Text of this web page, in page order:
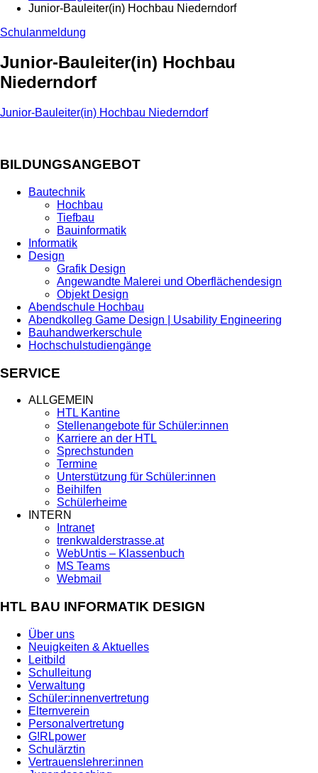
Junior-Bauleiter(in) Hochbau Niederndorf
Schulanmeldung
Junior-Bauleiter(in) Hochbau
Niederndorf
Junior-Bauleiter(in) Hochbau Niederndorf
BILDUNGSANGEBOT
Bautechnik
Hochbau
Tiefbau
Bauinformatik
Informatik
Design
Grafik Design
Angewandte Malerei und Oberflächendesign
Objekt Design
Abendschule Hochbau
Abendkolleg Game Design | Usability Engineering
Bauhandwerkerschule
Hochschulstudiengänge
SERVICE
ALLGEMEIN
HTL Kantine
Stellenangebote für Schüler:innen
Karriere an der HTL
Sprechstunden
Termine
Unterstützung für Schüler:innen
Beihilfen
Schülerheime
INTERN
Intranet
trenkwalderstrasse.at
WebUntis – Klassenbuch
MS Teams
Webmail
HTL BAU INFORMATIK DESIGN
Über uns
Neuigkeiten & Aktuelles
Leitbild
Schulleitung
Verwaltung
Schüler:innenvertretung
Elternverein
Personalvertretung
G!RLpower
Schulärztin
Vertrauenslehrer:innen